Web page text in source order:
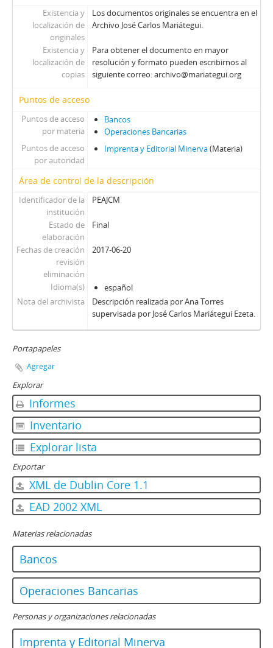
Existencia y
localización de
originales
Los documentos originales se encuentra en el
Archivo José Carlos Mariátegui.
Existencia y
localización de
copias
Para obtener el documento en mayor
resolución y formato pueden escribirnos al
siguiente correo: archivo@mariategui.org
Puntos de acceso
Puntos de acceso
por materia
Bancos
Operaciones Bancarias
Puntos de acceso
por autoridad
Imprenta y Editorial Minerva(Materia)
Área de control de la descripción
Identificador de la
institución
PEAJCM
Estado de
elaboración
Final
Fechas de creación
revisión
eliminación
2017-06-20
Idioma(s)
español
Nota del archivista
Descripción realizada por Ana Torres
supervisada por José Carlos Mariátegui Ezeta.
Portapapeles
Agregar
Explorar
Informes
Inventario
Explorar lista
Exportar
XML de Dublin Core 1.1
EAD 2002 XML
Materias relacionadas
Bancos
Operaciones Bancarias
Personas y organizaciones relacionadas
Imprenta y Editorial Minerva